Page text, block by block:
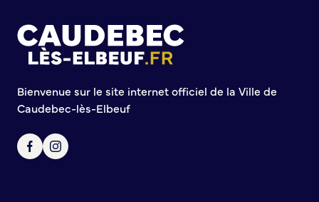
Bienvenue sur le site internet officiel de la Ville de
Caudebec-lès-Elbeuf